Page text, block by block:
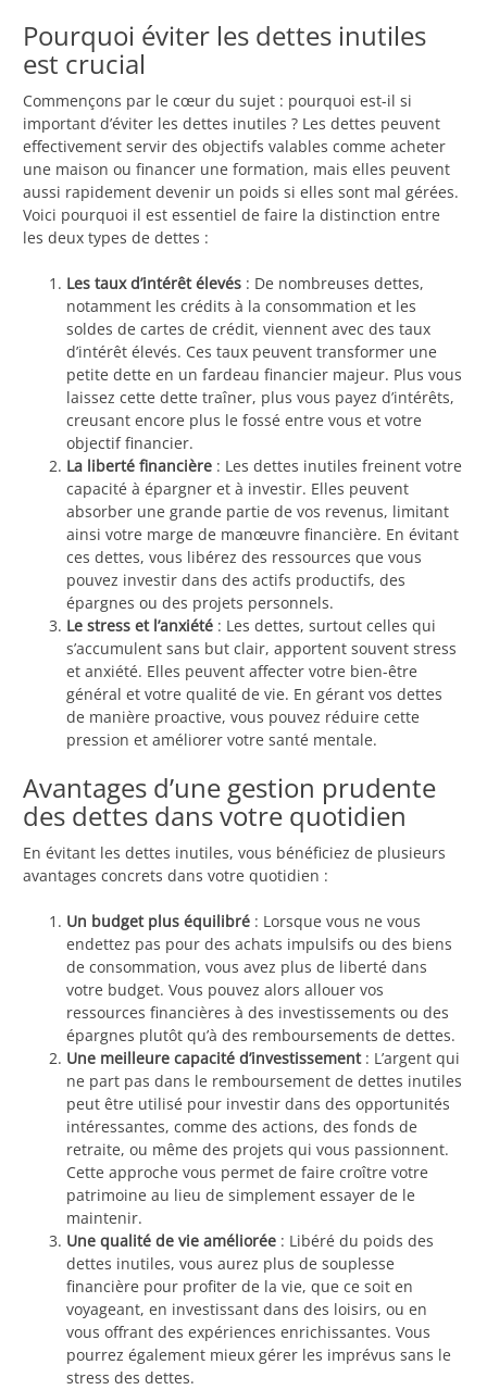
Pourquoi éviter les dettes inutiles
est crucial
Commençons par le cœur du sujet : pourquoi est-il si
important d’éviter les dettes inutiles ? Les dettes peuvent
effectivement servir des objectifs valables comme acheter
une maison ou financer une formation, mais elles peuvent
aussi rapidement devenir un poids si elles sont mal gérées.
Voici pourquoi il est essentiel de faire la distinction entre
les deux types de dettes :
Les taux d’intérêt élevés : De nombreuses dettes,
notamment les crédits à la consommation et les
soldes de cartes de crédit, viennent avec des taux
d’intérêt élevés. Ces taux peuvent transformer une
petite dette en un fardeau financier majeur. Plus vous
laissez cette dette traîner, plus vous payez d’intérêts,
creusant encore plus le fossé entre vous et votre
objectif financier.
La liberté financière : Les dettes inutiles freinent votre
capacité à épargner et à investir. Elles peuvent
absorber une grande partie de vos revenus, limitant
ainsi votre marge de manœuvre financière. En évitant
ces dettes, vous libérez des ressources que vous
pouvez investir dans des actifs productifs, des
épargnes ou des projets personnels.
Le stress et l’anxiété : Les dettes, surtout celles qui
s’accumulent sans but clair, apportent souvent stress
et anxiété. Elles peuvent affecter votre bien-être
général et votre qualité de vie. En gérant vos dettes
de manière proactive, vous pouvez réduire cette
pression et améliorer votre santé mentale.
Avantages d’une gestion prudente
des dettes dans votre quotidien
En évitant les dettes inutiles, vous bénéficiez de plusieurs
avantages concrets dans votre quotidien :
Un budget plus équilibré : Lorsque vous ne vous
endettez pas pour des achats impulsifs ou des biens
de consommation, vous avez plus de liberté dans
votre budget. Vous pouvez alors allouer vos
ressources financières à des investissements ou des
épargnes plutôt qu’à des remboursements de dettes.
Une meilleure capacité d’investissement: L’argent qui
ne part pas dans le remboursement de dettes inutiles
peut être utilisé pour investir dans des opportunités
intéressantes, comme des actions, des fonds de
retraite, ou même des projets qui vous passionnent.
Cette approche vous permet de faire croître votre
patrimoine au lieu de simplement essayer de le
maintenir.
Une qualité de vie améliorée : Libéré du poids des
dettes inutiles, vous aurez plus de souplesse
financière pour profiter de la vie, que ce soit en
voyageant, en investissant dans des loisirs, ou en
vous offrant des expériences enrichissantes. Vous
pourrez également mieux gérer les imprévus sans le
stress des dettes.